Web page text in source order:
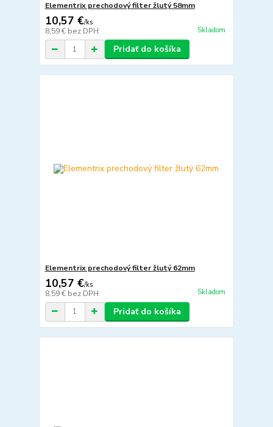
Elementrix prechodový filter žlutý 58mm
10,57 €/ks
8,59 € bez DPH Skladom
Pridať do košíka
Elementrix prechodový filter žlutý 62mm
10,57 €/ks
8,59 € bez DPH Skladom
Pridať do košíka